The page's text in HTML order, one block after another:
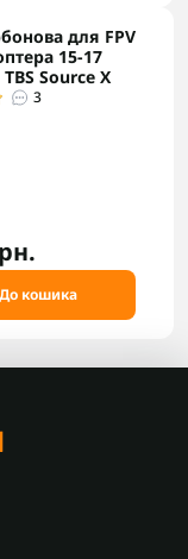
для FPV
15-17
Source X
3
До кошика